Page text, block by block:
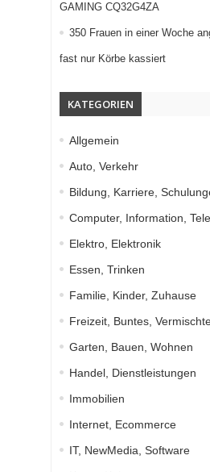
GAMING CQ32G4ZA
350 Frauen in einer Woche
fast nur Körbe kassiert
KATEGORIEN
Allgemein
Auto, Verkehr
Bildung, Karriere,
Computer, Information,
Elektro, Elektronik
Essen, Trinken
Familie, Kinder, Zuhause
Freizeit, Buntes,
Garten, Bauen, Wohnen
Handel, Dienstleistungen
Immobilien
Internet, Ecommerce
IT, NewMedia, Software